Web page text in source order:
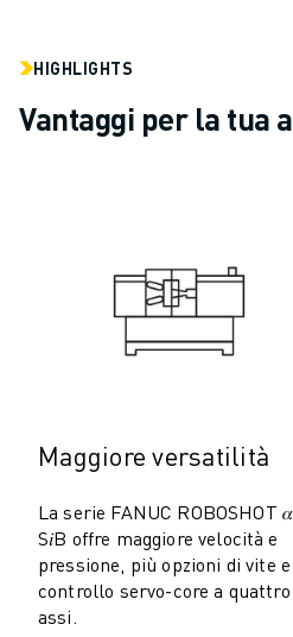
TUTTE LE APPLICAZIONI
SALDATURA AD ARCO
FORATURA E MASCHIATURA AD ALTA
STAMPAGGIO A INIEZIONE
ASSERVIMENTO MACCHINA
SALDATURA A PUNTI
ISPEZIONE VISIVA
ELETTROEROSIONE A FILO
CASI DI SUCCESSO
SERVIZIO CLIENTI
ASSISTENZA CLIENTI
HIGHLIGHTS
Vantaggi per la tua
Maggiore versatilità
La serie FANUC ROBOSHOT
S𝑖B offre maggiore velocità e
pressione, più opzioni di vite e
controllo servo-core a quattro
assi.